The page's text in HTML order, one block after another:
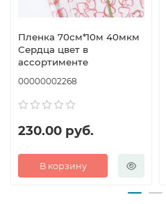
Пленка 70см*10м 40мкм
Сердца цвет в
ассортименте
00000002268
230.00 руб.
В корзину